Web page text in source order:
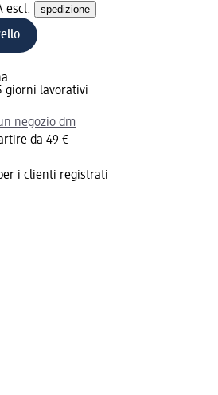
escl. spedizione
giorni lavorativi
negozio dm
da 49 €
i clienti registrati